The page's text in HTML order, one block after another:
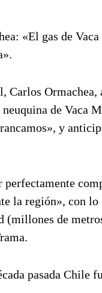
«El gas de
Carlos
de Vaca
y
perfectamente
la región», con
de
pasada Chile